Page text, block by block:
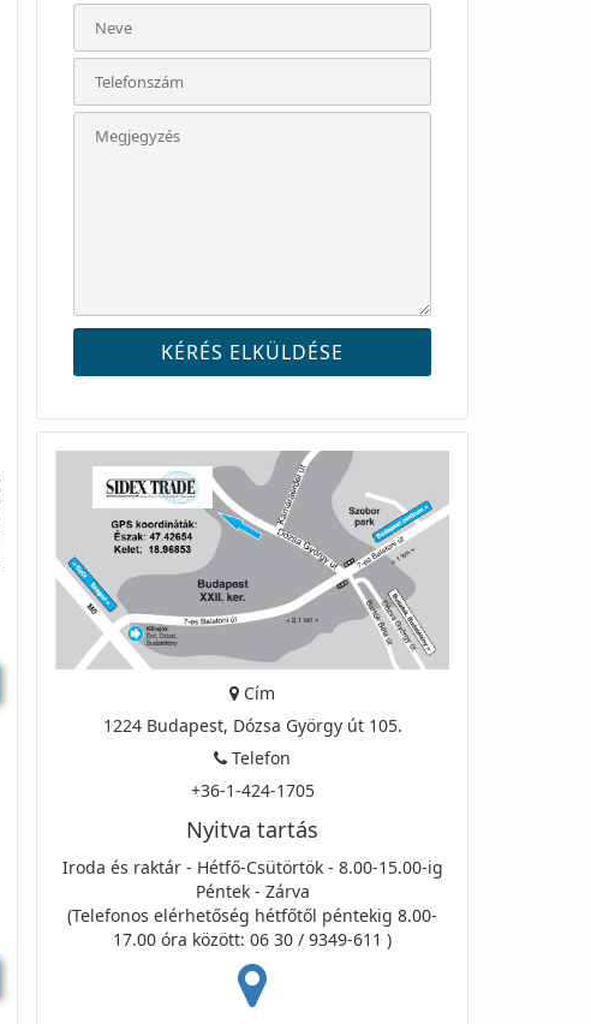
Cím
1224 Budapest, Dózsa György út 105.
Telefon
+36-1-424-1705
Nyitva tartás
Iroda és raktár - Hétfő-Csütörtök - 8.00-15.00-ig
Péntek - Zárva
(Telefonos elérhetőség hétfőtől péntekig 8.00-
17.00 óra között: 06 30 / 9349-611 )